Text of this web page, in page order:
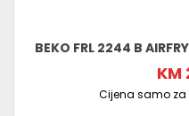
BEKO FRL 2244 B
KM
Cijena samo